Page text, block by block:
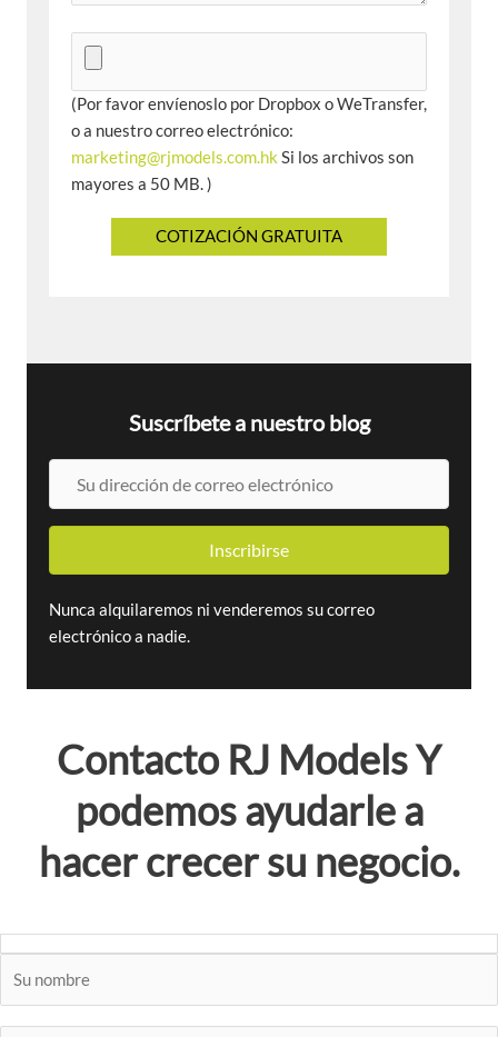
(Por favor envíenoslo por Dropbox o WeTransfer,
o a nuestro correo electrónico:
marketing@rjmodels.com.hk Si los archivos son
mayores a 50 MB. )
Suscríbete a nuestro blog
d
r
e
c
o
e
l
e
Inscribirse
Nunca alquilaremos ni venderemos su correo
electrónico a nadie.
Contacto RJ ModelsY
podemos ayudarle a
hacer crecer su negocio.